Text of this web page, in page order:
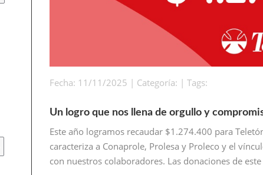
Fecha: 11/11/2025 | Categoría: | Tags:
Un logro que nos llena de orgullo y
Este año logramos recaudar $1.274.400 para
caracteriza a Conaprole, Prolesa y Proleco y el
con nuestros colaboradores. Las donaciones de